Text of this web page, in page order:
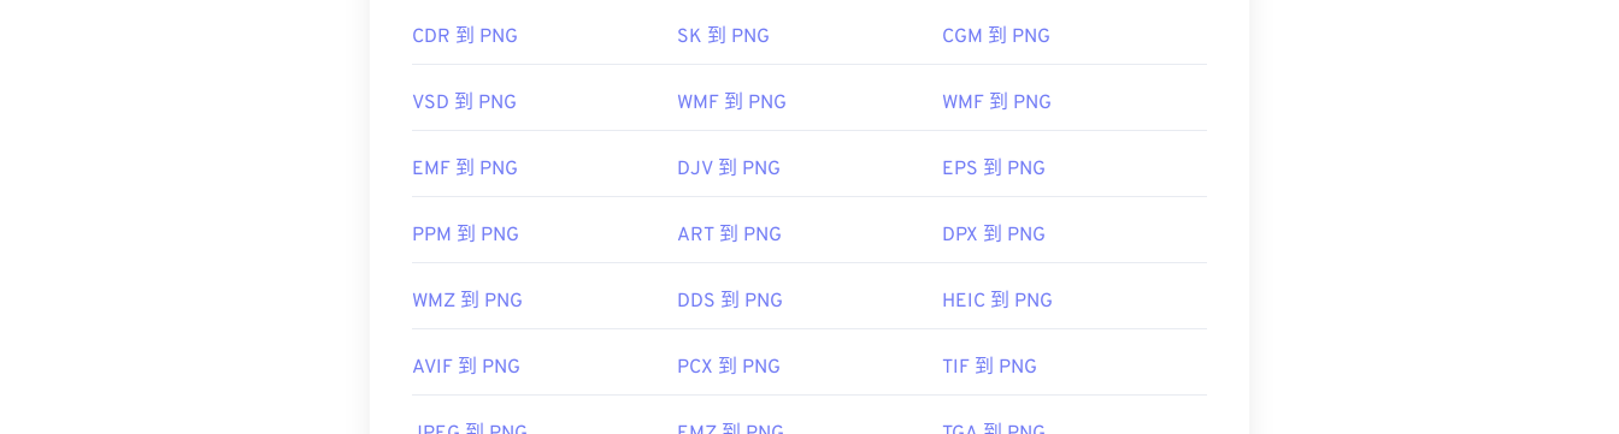
實用連結：
相關 PNG 工具：
CDR 到 PNG SK 到 PNG CGM 到 PNG
VSD 到 PNG WMF 到 PNG WMF 到 PNG
EMF 到 PNG DJV 到 PNG EPS 到 PNG
PPM 到 PNG ART 到 PNG DPX 到 PNG
WMZ 到 PNG DDS 到 PNG HEIC 到 PNG
AVIF 到 PNG PCX 到 PNG TIF 到 PNG